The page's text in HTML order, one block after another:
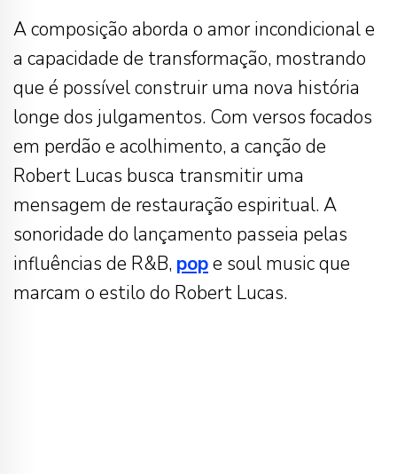
A composição aborda o amor incondicional e
a capacidade de transformação, mostrando
que é possível construir uma nova história
longe dos julgamentos. Com versos focados
em perdão e acolhimento, a canção de
Robert Lucas busca transmitir uma
mensagem de restauração espiritual. A
sonoridade do lançamento passeia pelas
influências de R&B, pope soul music que
marcam o estilo do Robert Lucas.